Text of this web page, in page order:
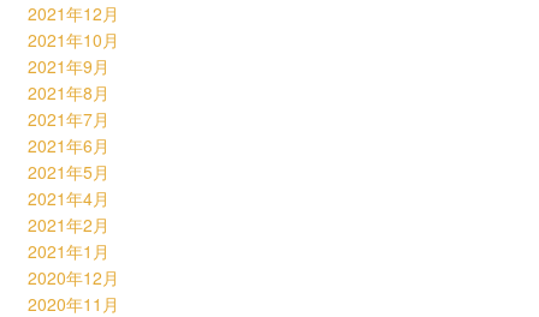
2021年12月
2021年10月
2021年9月
2021年8月
2021年7月
2021年6月
2021年5月
2021年4月
2021年2月
2021年1月
2020年12月
2020年11月